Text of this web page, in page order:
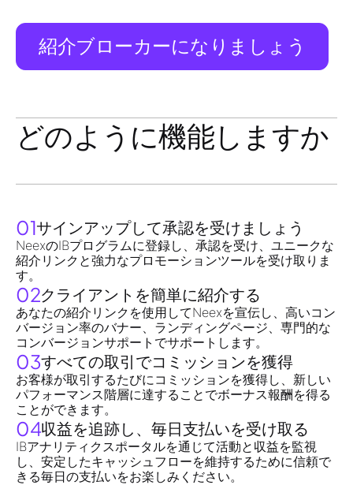
紹介ブローカーになりましょう
どのように機能しますか
01サインアップして承認を受けましょう
NeexのIBプログラムに登録し、承認を受け、ユニークな
紹介リンクと強力なプロモーションツールを受け取りま
す。
02クライアントを簡単に紹介する
あなたの紹介リンクを使用してNeexを宣伝し、高いコン
バージョン率のバナー、ランディングページ、専門的な
コンバージョンサポートでサポートします。
03すべての取引でコミッションを獲得
お客様が取引するたびにコミッションを獲得し、新しい
パフォーマンス階層に達することでボーナス報酬を得る
ことができます。
04収益を追跡し、毎日支払いを受け取る
IBアナリティクスポータルを通じて活動と収益を監視
し、安定したキャッシュフローを維持するために信頼で
きる毎日の支払いをお楽しみください。